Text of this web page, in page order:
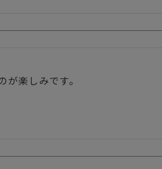
楽しみです。